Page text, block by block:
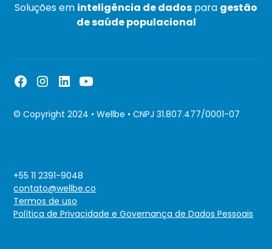
Soluções em inteligência de dados para gestão
de saúde populacional
© Copyright 2024 • Wellbe • CNPJ 31.807.477/0001-07
Termos de uso
Política de Privacidade e Governança de Dados Pessoais
+55 11 2391-9048
contato@wellbe.co